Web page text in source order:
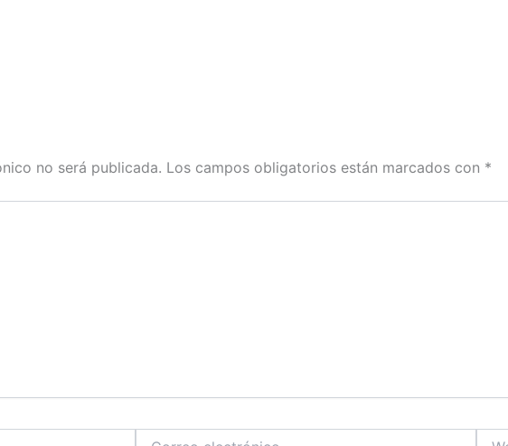
no será publicada. Los campos obligatorios están marcados con *